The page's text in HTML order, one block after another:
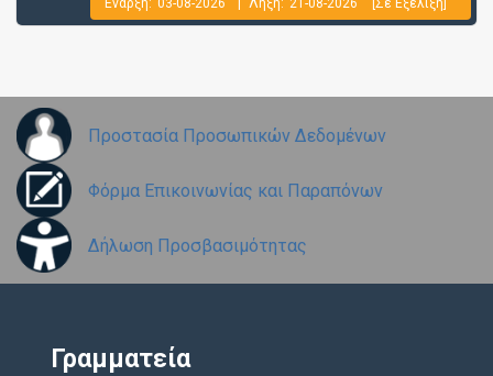
Έναρξη: 03-08-2026 Λήξη: 21-08-2026 [Σε Εξέλιξη]
Προστασία Προσωπικών Δεδομένων
Φόρμα Επικοινωνίας και Παραπόνων
Δήλωση Προσβασιμότητας
Γραμματεία